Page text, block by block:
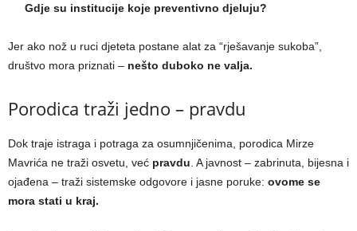
Gdje su institucije koje preventivno djeluju?
Jer ako nož u ruci djeteta postane alat za “rješavanje sukoba”,
društvo mora priznati – nešto duboko ne valja.
Porodica traži jedno – pravdu
Dok traje istraga i potraga za osumnjičenima, porodica Mirze
Mavrića ne traži osvetu, već pravdu . A javnost – zabrinuta, bijesna i
ojađena – traži sistemske odgovore i jasne poruke: ovome se
mora stati u kraj.